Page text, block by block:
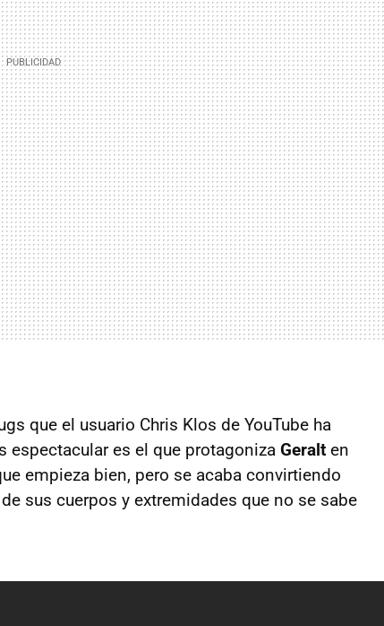
que el usuario Chris Klos de YouTube ha
espectacular es el que protagoniza Geralt en
empieza bien, pero se acaba convirtiendo
sus cuerpos y extremidades que no se sabe